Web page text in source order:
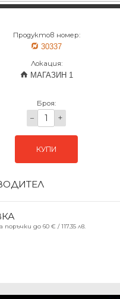
Продуктов номер:
30337
Локация:
МАГАЗИН 1
Броя:
− +
КУПИ
поръчки до 60 € / 117.35 лв.